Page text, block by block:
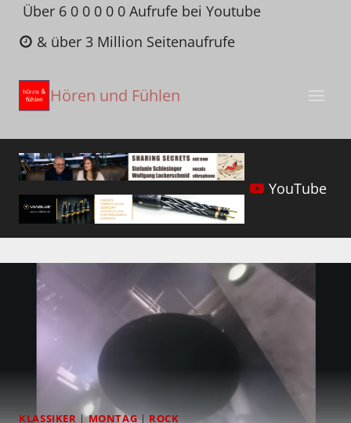
Zum
Inhalt
springen
Über 6 0 0 0 0 0 Aufrufe bei Youtube
& über 3 Million Seitenaufrufe
Hören und Fühlen
YouTube
KLASSIKER |MONTAG|ROCK